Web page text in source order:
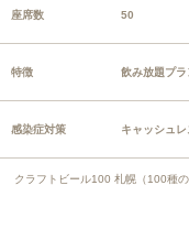
座席数 50
特徴 飲み放題プラ
感染症対策 キャッシュ
クラフトビール100 札幌（100種